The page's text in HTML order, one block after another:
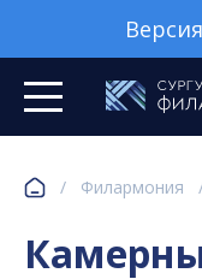
/ Филармония